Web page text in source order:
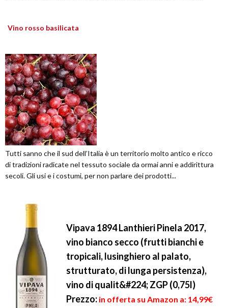
Vino rosso basilicata
Tutti sanno che il sud dell’Italia è un territorio molto antico e ricco
di tradizioni radicate nel tessuto sociale da ormai anni e addirittura
secoli. Gli usi e i costumi, per non parlare dei prodotti...
Vipava 1894 Lanthieri Pinela 2017,
vino bianco secco (frutti bianchi e
tropicali, lusinghiero al palato,
strutturato, di lunga persistenza),
vino di qualit&#224; ZGP (0,75l)
Prezzo: in offerta su Amazon a: 14,99€